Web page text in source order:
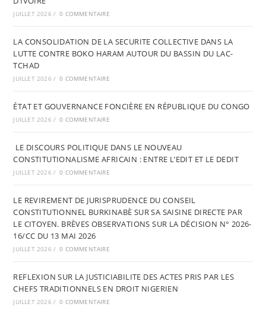
JUILLET 2026 / 0 COMMENTAIRE
LA CONSOLIDATION DE LA SECURITE COLLECTIVE DANS LA
LUTTE CONTRE BOKO HARAM AUTOUR DU BASSIN DU LAC-
TCHAD
JUILLET 2026 / 0 COMMENTAIRE
ÉTAT ET GOUVERNANCE FONCIÈRE EN RÉPUBLIQUE DU CONGO
JUILLET 2026 / 0 COMMENTAIRE
LE DISCOURS POLITIQUE DANS LE NOUVEAU
CONSTITUTIONALISME AFRICAIN : ENTRE L’EDIT ET LE DEDIT
JUILLET 2026 / 0 COMMENTAIRE
LE REVIREMENT DE JURISPRUDENCE DU CONSEIL
CONSTITUTIONNEL BURKINABÈ SUR SA SAISINE DIRECTE PAR
LE CITOYEN. BRÈVES OBSERVATIONS SUR LA DÉCISION N° 2026-
16/CC DU 13 MAI 2026
JUILLET 2026 / 0 COMMENTAIRE
REFLEXION SUR LA JUSTICIABILITE DES ACTES PRIS PAR LES
CHEFS TRADITIONNELS EN DROIT NIGERIEN
JUILLET 2026 / 0 COMMENTAIRE